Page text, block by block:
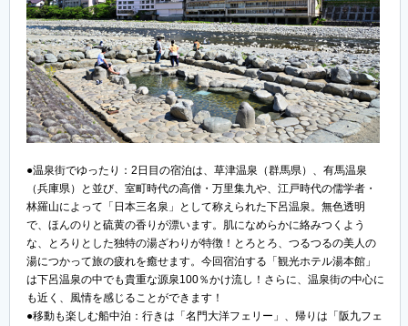
●温泉街でゆったり：2日目の宿泊は、草津温泉（群馬県）、有馬温泉
（兵庫県）と並び、室町時代の高僧・万里集九や、江戸時代の儒学者・
林羅山によって「日本三名泉」として称えられた下呂温泉。無色透明
で、ほんのりと硫黄の香りが漂います。肌になめらかに絡みつくよう
な、とろりとした独特の湯ざわりが特徴！とろとろ、つるつるの美人の
湯につかって旅の疲れを癒せます。今回宿泊する「観光ホテル湯本館」
は下呂温泉の中でも貴重な源泉100％かけ流し！さらに、温泉街の中心に
も近く、風情を感じることができます！
●移動も楽しむ船中泊：行きは「名門大洋フェリー」、帰りは「阪九フェ